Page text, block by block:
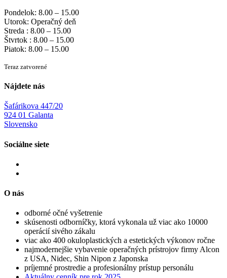
Pondelok: 8.00 – 15.00
Utorok: Operačný deň
Streda : 8.00 – 15.00
Štvrtok : 8.00 – 15.00
Piatok: 8.00 – 15.00
Teraz zatvorené
Nájdete nás
Šafárikova 447/20
924 01 Galanta
Slovensko
Sociálne siete
O nás
odborné očné vyšetrenie
skúsenosti odborníčky, ktorá vykonala už viac ako 10000
operácií sivého zákalu
viac ako 400 okuloplastických a estetických výkonov ročne
najmodernejšie vybavenie operačných prístrojov firmy Alcon
z USA, Nidec, Shin Nipon z Japonska
príjemné prostredie a profesionálny prístup personálu